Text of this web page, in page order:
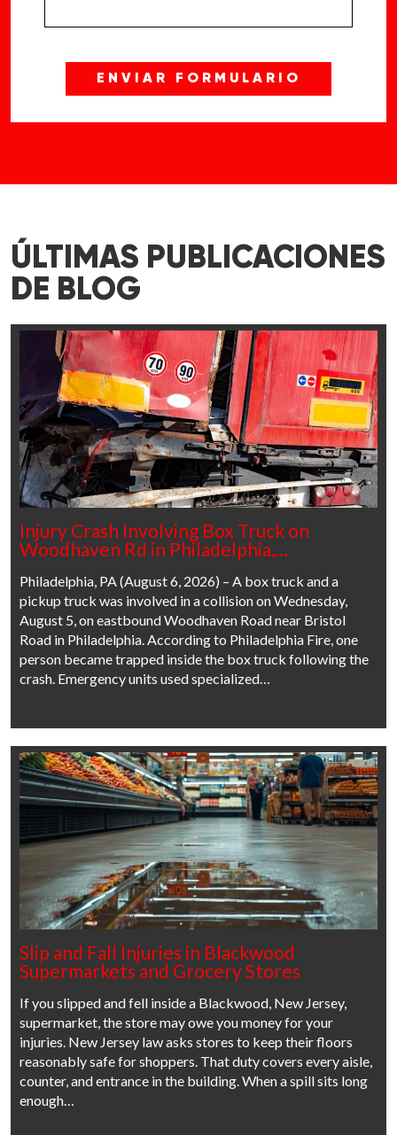
ÚLTIMAS PUBLICACIONES
DE BLOG
Injury Crash Involving Box Truck on
Woodhaven Rd in Philadelphia,…
Philadelphia, PA (August 6, 2026) – A box truck and a
pickup truck was involved in a collision on Wednesday,
August 5, on eastbound Woodhaven Road near Bristol
Road in Philadelphia. According to Philadelphia Fire, one
person became trapped inside the box truck following the
crash. Emergency units used specialized…
Slip and Fall Injuries in Blackwood
Supermarkets and Grocery Stores
If you slipped and fell inside a Blackwood, New Jersey,
supermarket, the store may owe you money for your
injuries. New Jersey law asks stores to keep their floors
reasonably safe for shoppers. That duty covers every aisle,
counter, and entrance in the building. When a spill sits long
enough…